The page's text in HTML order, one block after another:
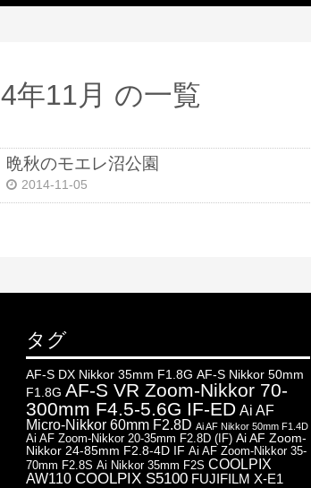
年11月 の一覧
晩秋のモエレ沼公園
2014-11-05
タグ
AF-S DX Nikkor 35mm F1.8G AF-S Nikkor 50mm
F1.8G AF-S VR Zoom-Nikkor 70-
300mm F4.5-5.6G IF-ED Ai AF
Micro-Nikkor 60mm F2.8D Ai AF Nikkor 50mm F1.4D
Ai AF Zoom-Nikkor 20-35mm F2.8D (IF) Ai AF Zoom-
Nikkor 24-85mm F2.8-4D IF Ai AF Zoom-Nikkor 35-
70mm F2.8S Ai Nikkor 35mm F2S COOLPIX
AW110 COOLPIX S5100 FUJIFILM X-E1